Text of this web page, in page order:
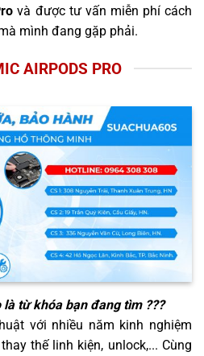
và được tư vấn miễn phí cách
mình đang gặp phải.
AIRPODS PRO
là từ khóa bạn đang tìm ???
với nhiều năm kinh nghiệm
thế linh kiện, unlock,... Cùng